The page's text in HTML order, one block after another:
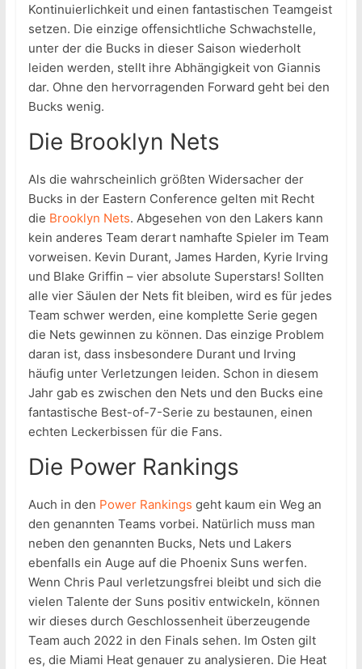
Kontinuierlichkeit und einen fantastischen Teamgeist
setzen. Die einzige offensichtliche Schwachstelle,
unter der die Bucks in dieser Saison wiederholt
leiden werden, stellt ihre Abhängigkeit von Giannis
dar. Ohne den hervorragenden Forward geht bei den
Bucks wenig.
Die Brooklyn Nets
Als die wahrscheinlich größten Widersacher der
Bucks in der Eastern Conference gelten mit Recht
die Brooklyn Nets. Abgesehen von den Lakers kann
kein anderes Team derart namhafte Spieler im Team
vorweisen. Kevin Durant, James Harden, Kyrie Irving
und Blake Griffin – vier absolute Superstars! Sollten
alle vier Säulen der Nets fit bleiben, wird es für jedes
Team schwer werden, eine komplette Serie gegen
die Nets gewinnen zu können. Das einzige Problem
daran ist, dass insbesondere Durant und Irving
häufig unter Verletzungen leiden. Schon in diesem
Jahr gab es zwischen den Nets und den Bucks eine
fantastische Best-of-7-Serie zu bestaunen, einen
echten Leckerbissen für die Fans.
Die Power Rankings
Auch in den Power Rankings geht kaum ein Weg an
den genannten Teams vorbei. Natürlich muss man
neben den genannten Bucks, Nets und Lakers
ebenfalls ein Auge auf die Phoenix Suns werfen.
Wenn Chris Paul verletzungsfrei bleibt und sich die
vielen Talente der Suns positiv entwickeln, können
wir dieses durch Geschlossenheit überzeugende
Team auch 2022 in den Finals sehen. Im Osten gilt
es, die Miami Heat genauer zu analysieren. Die Heat